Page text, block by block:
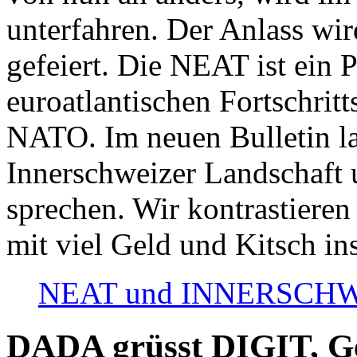
unterfahren. Der Anlass
gefeiert. Die NEAT ist ein
euroatlantischen
NATO. Im neuen Bulletin
Innerschweizer
sprechen. Wir
mit viel Geld und Kitsch
NEAT und
DADA grüsst DIGIT,